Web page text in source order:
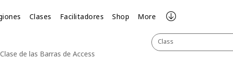
Clases Facilitadores Shop More
Class
Clase de las Barras de Access